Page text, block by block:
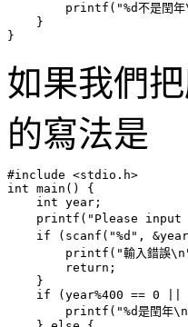
printf("%d不是閏
    }
如果我們
的寫法是
#include <stdio.h>
int main() {
    int year;
printf("Please input
if (scanf("%d",
printf("輸入錯誤
        return;
    }
if (year%400 == 0 ||
printf("%d是閏年